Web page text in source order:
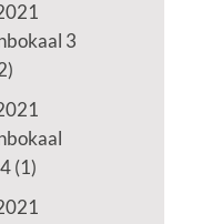
3
(1)